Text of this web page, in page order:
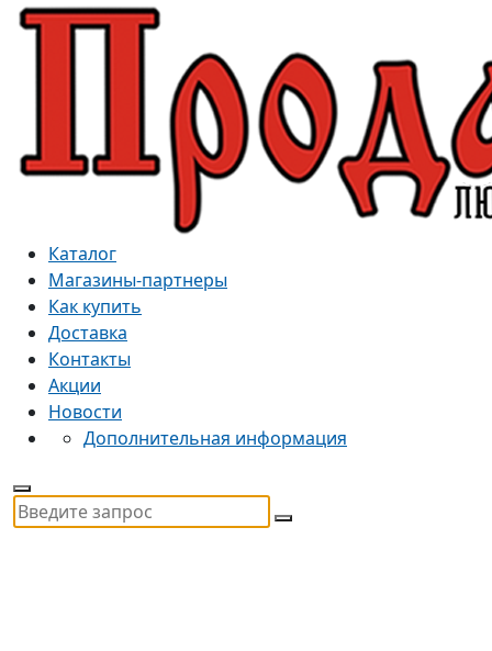
Каталог
Магазины-партнеры
Как купить
Доставка
Контакты
Акции
Новости
Дополнительная информация